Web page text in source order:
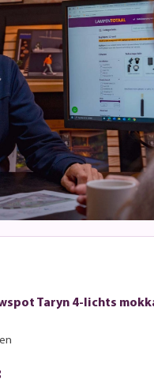
Taryn 4-lichts